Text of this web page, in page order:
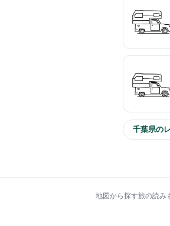
千葉県の
地図から探す旅の読み